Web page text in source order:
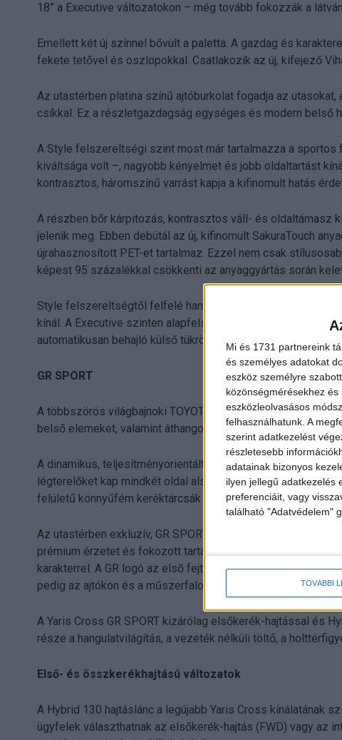
Mi és 1731 partnereink
és személyes adatokat
eszköz személyre
közönségmérésekhez
eszközleolvasásos
felhasználhatunk. A
szerint adatkezelést
részletesebb
adatainak bizonyos
ilyen jellegű adatkezelés
preferenciáit, vagy
található "Adatvédelem"
TOVÁBBI
18” a Executive változatokon – még tovább fokozzák a
Emellett két új színnel bővült a paletta. A gazdag és
fekete tetővel és oszlopokkal. Csatlakozik az új, kifejező
Az utastérben platina színű ajtóburkolat fogadja az
csíkkal. Ez a részletgazdagság egységes és modern belső
A Style felszereltségi szint most már tartalmazza a sportos
kiváltsága volt –, nagyobb kényelmet és jobb oldaltartást
kontrasztos, háromszínű varrást kapja a kifinomult hatás
A részben bőr kárpitozás, kontrasztos váll- és oldaltámasz
jelenik meg. Ebben debütál az új, kifinomult SakuraTouch
újrahasznosított PET-et tartalmaz. Ezzel nem csak
képest 95 százalékkal csökkenti az anyaggyártás során
Style felszereltségtől felfelé hangulatvilágítás emeli tovább
kínál. A Executive szinten alapfelszereltségként elektromos
automatikusan behajló külső tükrök találhatók.
GR SPORT
A többszörös világbajnoki TOYOTA GAZOO Racing sikerei
belső elemeket, valamint áthangolt futóművet kapott a
A dinamikus, teljesítményorientált megjelenés az egyedi
légterelőket kap mindkét oldal alsó részén, hangsúlyozva
felületű könnyűfém keréktárcsák tesznek teljessé.
Az utastérben exkluzív, GR SPORT velúrhatású sportülések
prémium érzetet és fokozott tartást biztosítanak, ötvözve a
karakterrel. A GR logó az első fejtámlákon és a kormányon
pedig az ajtókon és a műszerfalon is feltűnnek.
A Yaris Cross GR SPORT kizárólag elsőkerék-hajtással és
része a hangulatvilágítás, a vezeték nélküli töltő, a
Első- és összkerékhajtású változatok
A Hybrid 130 hajtáslánc a legújabb Yaris Cross kínálatának
ügyfelek választhatnak az elsőkerék-hajtás (FWD) vagy az